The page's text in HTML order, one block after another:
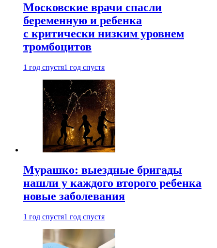
Московские врачи спасли
беременную и ребенка
с критически низким уровнем
тромбоцитов
1 год спустя1 год спустя
Мурашко: выездные бригады
нашли у каждого второго ребенка
новые заболевания
1 год спустя1 год спустя